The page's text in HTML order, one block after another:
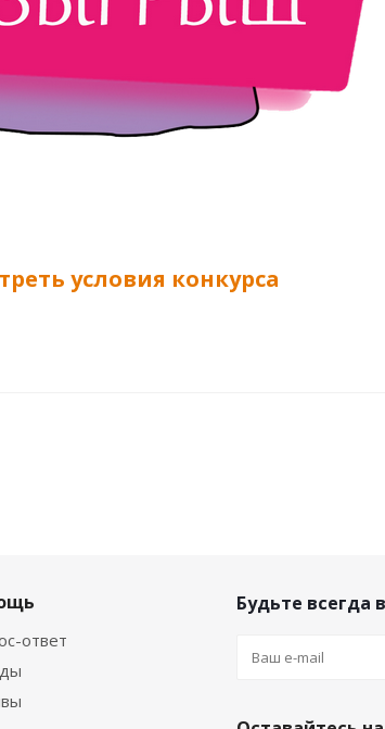
условия конкурса
ответ
Будьте всегда